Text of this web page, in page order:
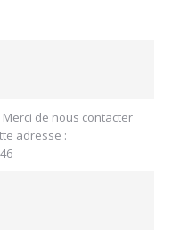
Merci de nous contacter
adresse :